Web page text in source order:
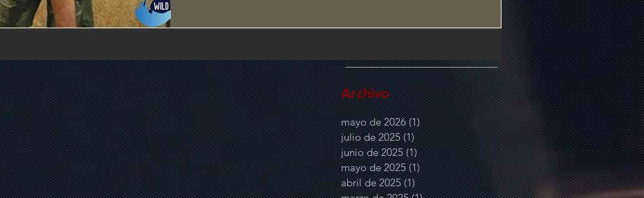
Archivo
mayo de 2026 (1)1 entrada
julio de 2025 (1)1 entrada
junio de 2025 (1)1 entrada
mayo de 2025 (1)1 entrada
abril de 2025 (1)1 entrada